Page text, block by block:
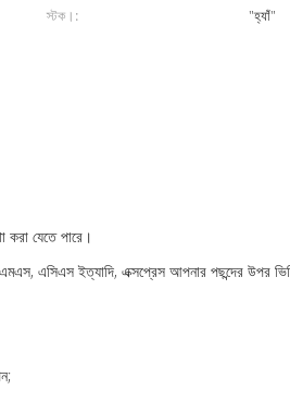
স্টক।:
"হ্যাঁ"
করা যেতে পারে।
এসিএস ইত্যাদি, এক্সপ্রেস আপনার পছন্দের উপর